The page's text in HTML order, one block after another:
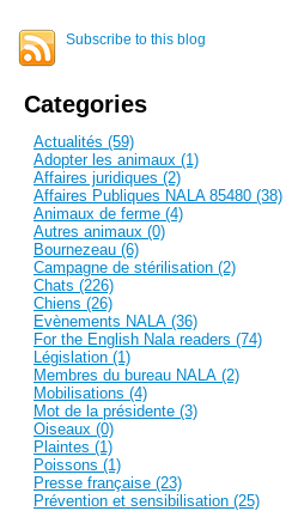
Subscribe to this blog
Categories
Actualités (59)
Adopter les animaux (1)
Affaires juridiques (2)
Affaires Publiques NALA 85480 (38)
Animaux de ferme (4)
Autres animaux (0)
Bournezeau (6)
Campagne de stérilisation (2)
Chats (226)
Chiens (26)
Evènements NALA (36)
For the English Nala readers (74)
Législation (1)
Membres du bureau NALA (2)
Mobilisations (4)
Mot de la présidente (3)
Oiseaux (0)
Plaintes (1)
Poissons (1)
Presse française (23)
Prévention et sensibilisation (25)